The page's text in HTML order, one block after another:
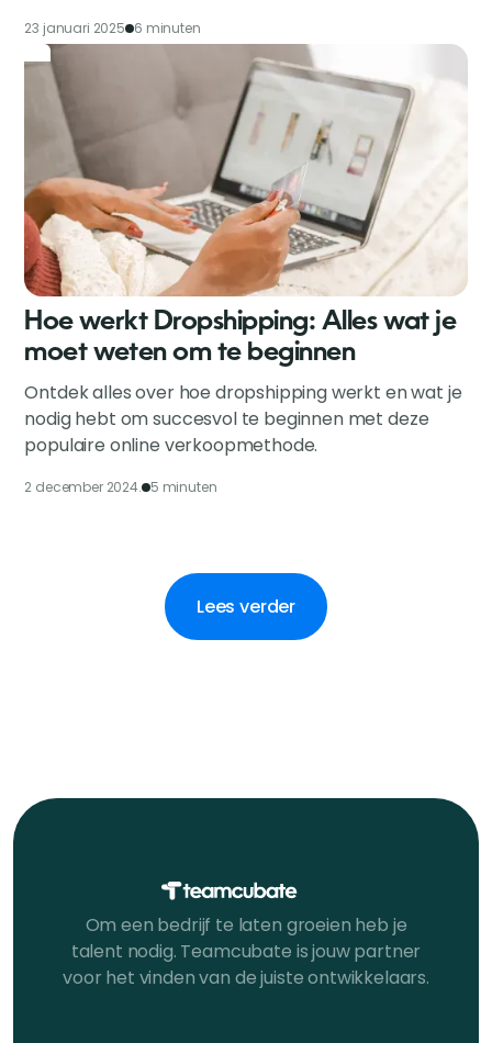
23 januari 2025 6 minuten
Hoe werkt Dropshipping: Alles wat je
moet weten om te beginnen
Ontdek alles over hoe dropshipping werkt en wat je
nodig hebt om succesvol te beginnen met deze
populaire online verkoopmethode.
2 december 2024. 5 minuten
Lees verder
Om een bedrijf te laten groeien heb je
talent nodig. Teamcubate is jouw partner
voor het vinden van de juiste ontwikkelaars.